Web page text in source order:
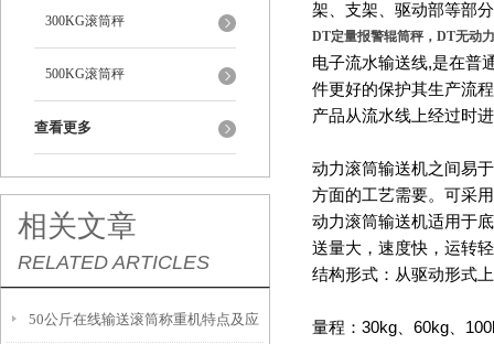
300KG滚筒秤
500KG滚筒秤
查看更多
相关文章
RELATED ARTICLES
50公斤在线输送滚筒称重机特点及应
架、支架、驱动部等部
DT定量报警辊筒秤，DT无动
电子流水输送线,是在普
件更好的保护其生产流
产品从流水线上经过时
动力滚筒输送机之间易
方面的工艺需要。可采
动力滚筒输送机适用于
送量大，速度快，运转
结构形式：从驱动形式
量程： 30kg 60kg